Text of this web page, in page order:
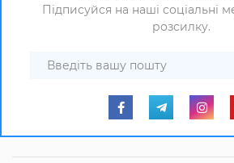
Підписуйся на наші соціальні
розсилку.